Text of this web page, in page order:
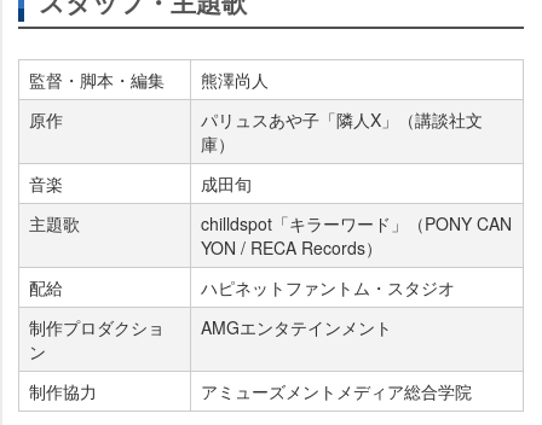
監督・脚本・編集
熊澤尚人
原作
パリュスあや子「隣人X」（講談社文
庫）
音楽
成田旬
主題歌
chilldspot「キラーワード」（PONY CAN
YON / RECA Records）
配給
ハピネットファントム・スタジオ
制作プロダクショ
ン
AMGエンタテインメント
制作協力 アミューズメントメディア総合学院